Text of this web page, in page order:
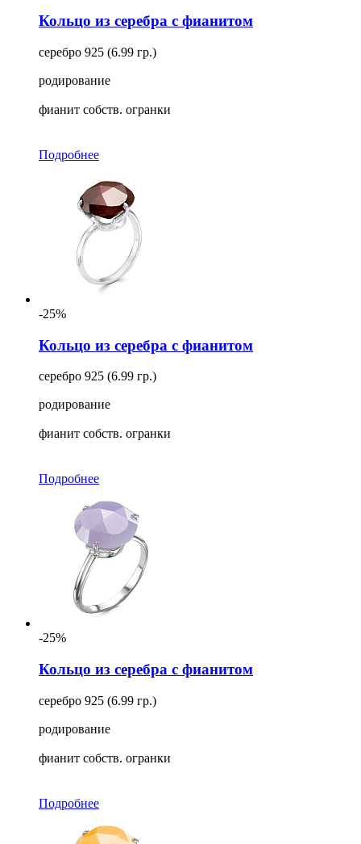
Кольцо из серебра с фианитом
серебро 925 (6.99 гр.)
родирование
фианит собств. огранки
Подробнее
-25%
Кольцо из серебра с фианитом
серебро 925 (6.99 гр.)
родирование
фианит собств. огранки
Подробнее
-25%
Кольцо из серебра с фианитом
серебро 925 (6.99 гр.)
родирование
фианит собств. огранки
Подробнее